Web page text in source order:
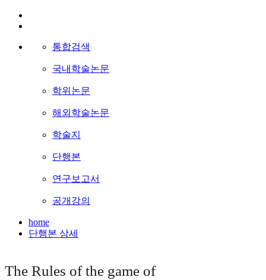
통합검색
국내학술논문
학위논문
해외학술논문
학술지
단행본
연구보고서
공개강의
home
단행본 상세
The Rules of the game of